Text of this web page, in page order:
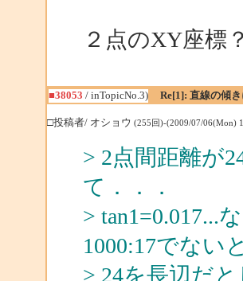
２点のXY座標？
■38053 / inTopicNo.3) Re[1]: 直線の傾
□投稿者/ オショウ (255回)-(2009/07/06(Mon)
> 2点間距離が
て．．．
> tan1=0.017...
1000:17でない
> 24を長辺だ